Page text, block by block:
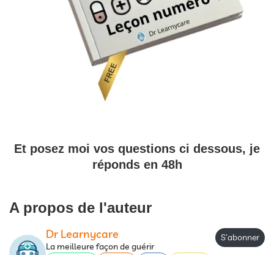
Et posez moi vos questions ci dessous, je
réponds en 48h
A propos de l'auteur
Dr Learnycare
La meilleure façon de guérir
S'abonner